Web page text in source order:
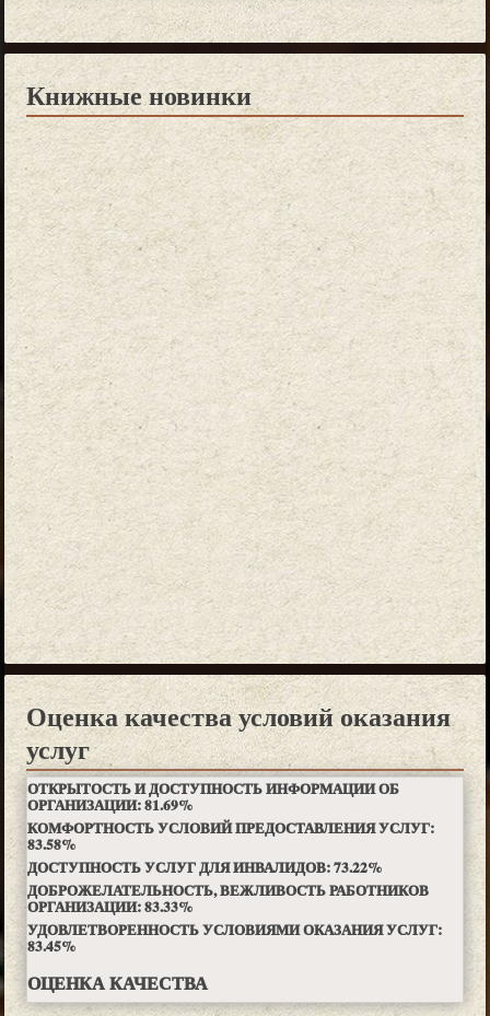
Книжные новинки
Оценка качества условий оказания
услуг
ОТКРЫТОСТЬ И ДОСТУПНОСТЬ ИНФОРМАЦИИ ОБ
ОРГАНИЗАЦИИ:81.69%
КОМФОРТНОСТЬ УСЛОВИЙ ПРЕДОСТАВЛЕНИЯ УСЛУГ:
83.58%
ДОСТУПНОСТЬ УСЛУГ ДЛЯ ИНВАЛИДОВ:73.22%
ДОБРОЖЕЛАТЕЛЬНОСТЬ, ВЕЖЛИВОСТЬ РАБОТНИКОВ
ОРГАНИЗАЦИИ:83.33%
УДОВЛЕТВОРЕННОСТЬ УСЛОВИЯМИ ОКАЗАНИЯ УСЛУГ:
83.45%
ОЦЕНКА КАЧЕСТВА